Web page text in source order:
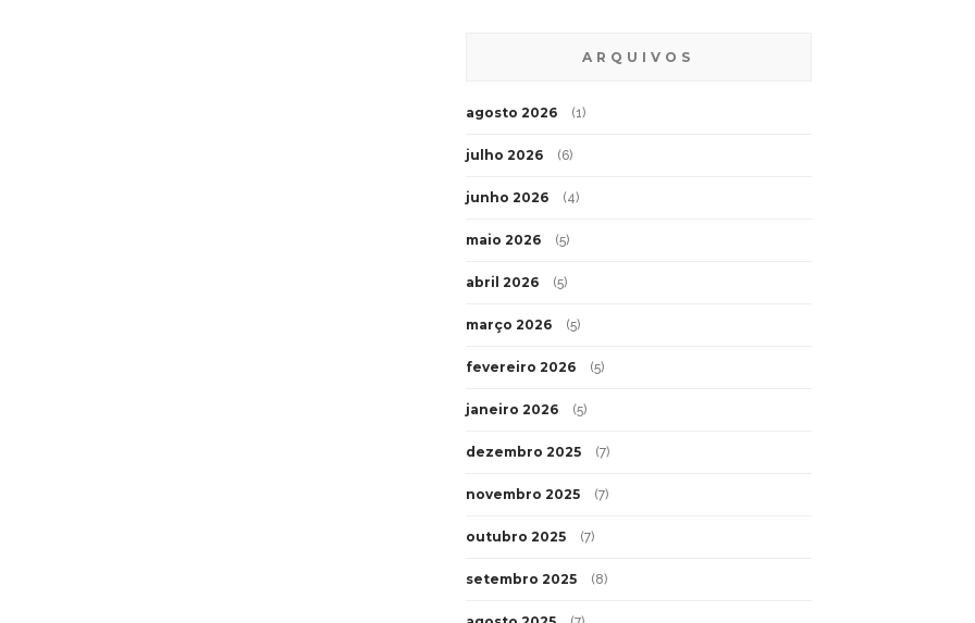
ARQUIVOS
agosto 2026 (1)
julho 2026 (6)
junho 2026 (4)
maio 2026 (5)
abril 2026 (5)
março 2026 (5)
fevereiro 2026 (5)
janeiro 2026 (5)
dezembro 2025 (7)
novembro 2025 (7)
outubro 2025 (7)
setembro 2025 (8)